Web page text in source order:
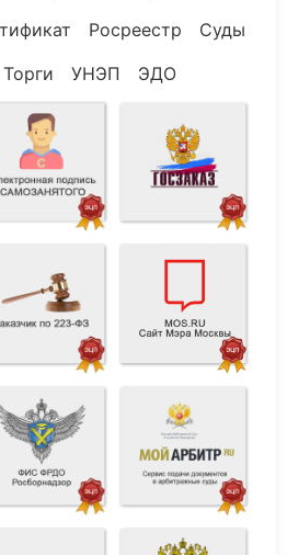
Росреестр
Суды
Торги УНЭП ЭДО